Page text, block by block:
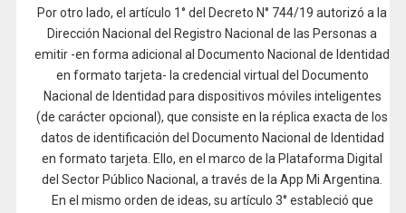
Por otro lado, el artículo 1° del Decreto N° 744/19 autorizó a la
Dirección Nacional del Registro Nacional de las Personas a
emitir -en forma adicional al Documento Nacional de Identidad
en formato tarjeta- la credencial virtual del Documento
Nacional de Identidad para dispositivos móviles inteligentes
(de carácter opcional), que consiste en la réplica exacta de los
datos de identificación del Documento Nacional de Identidad
en formato tarjeta. Ello, en el marco de la Plataforma Digital
del Sector Público Nacional, a través de la App Mi Argentina.
En el mismo orden de ideas, su artículo 3° estableció que